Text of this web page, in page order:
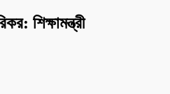
শিক্ষামন্ত্রী